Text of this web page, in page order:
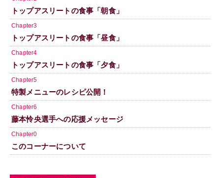
トップアスリートの食事「朝食」
Chapter3
トップアスリートの食事「昼食」
Chapter4
トップアスリートの食事「夕食」
Chapter5
特製メニューのレシピ公開！
Chapter6
藤本怜央選手への応援メッセージ
Chapter0
このコーナーについて